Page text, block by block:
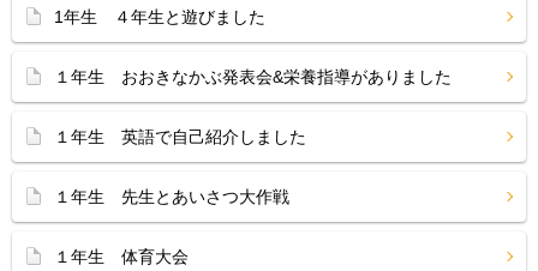
1年生 ４年生と遊びました
１年生 おおきなかぶ発表会&栄養指導がありました
１年生 英語で自己紹介しました
１年生 先生とあいさつ大作戦
１年生 体育大会